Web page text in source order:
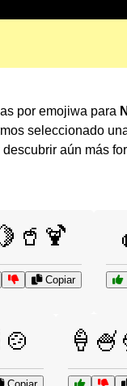
por emojiwa para
seleccionado
aún más
Copiar